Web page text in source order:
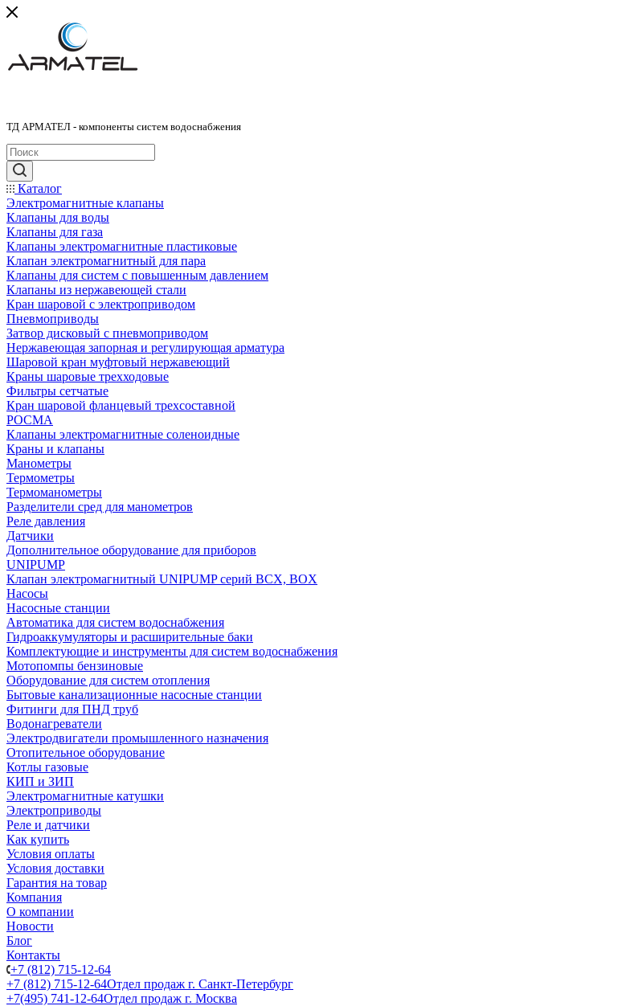
ТД АРМАТЕЛ - компоненты систем водоснабжения
Каталог
Электромагнитные клапаны
Клапаны для воды
Клапаны для газа
Клапаны электромагнитные пластиковые
Клапан электромагнитный для пара
Клапаны для систем с повышенным давлением
Клапаны из нержавеющей стали
Кран шаровой с электроприводом
Пневмоприводы
Затвор дисковый с пневмоприводом
Нержавеющая запорная и регулирующая арматура
Шаровой кран муфтовый нержавеющий
Краны шаровые трехходовые
Фильтры сетчатые
Кран шаровой фланцевый трехсоставной
РОСМА
Клапаны электромагнитные соленоидные
Краны и клапаны
Манометры
Термометры
Термоманометры
Разделители сред для манометров
Реле давления
Датчики
Дополнительное оборудование для приборов
UNIPUMP
Клапан электромагнитный UNIPUMP серий BCX, BOX
Насосы
Насосные станции
Автоматика для систем водоснабжения
Гидроаккумуляторы и расширительные баки
Комплектующие и инструменты для систем водоснабжения
Мотопомпы бензиновые
Оборудование для систем отопления
Бытовые канализационные насосные станции
Фитинги для ПНД труб
Водонагреватели
Электродвигатели промышленного назначения
Отопительное оборудование
Котлы газовые
КИП и ЗИП
Электромагнитные катушки
Электроприводы
Реле и датчики
Как купить
Условия оплаты
Условия доставки
Гарантия на товар
Компания
О компании
Новости
Блог
Контакты
+7 (812) 715-12-64
+7 (812) 715-12-64Отдел продаж г. Санкт-Петербург
+7(495) 741-12-64Отдел продаж г. Москва